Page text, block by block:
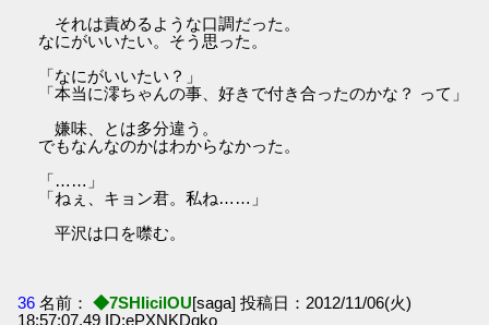
それは責めるような口調だった。
なにがいいたい。そう思った。
「なにがいいたい？」
「本当に澪ちゃんの事、好きで付き合ったのかな？ って」
嫌味、とは多分違う。
でもなんなのかはわからなかった。
「……」
「ねぇ、キョン君。私ね……」
平沢は口を噤む。
36 名前： ◆7SHIicilOU[saga] 投稿日：2012/11/06(火)
18:57:07.49 ID:ePXNKDqko